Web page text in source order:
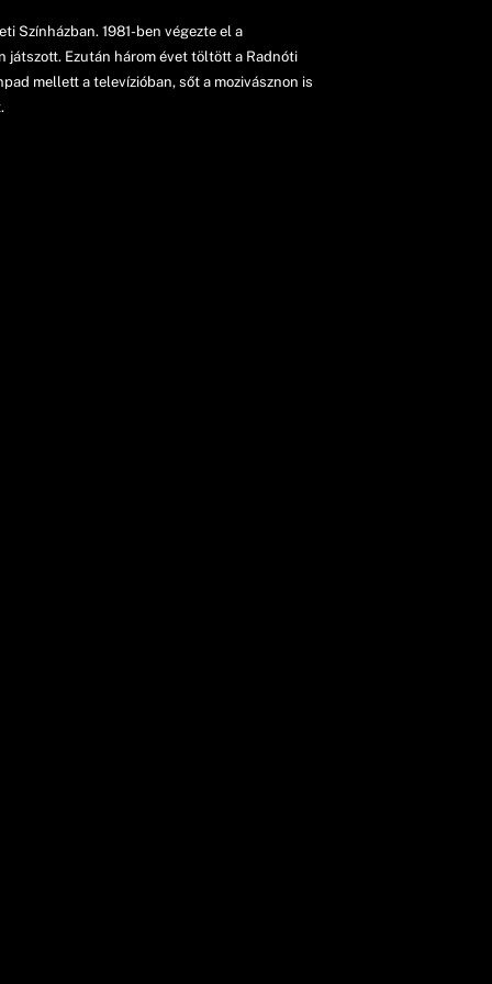
Színházban. 1981-ben végezte el a
játszott. Ezután három évet töltött a Radnóti
mellett a televízióban, sőt a mozivásznon is